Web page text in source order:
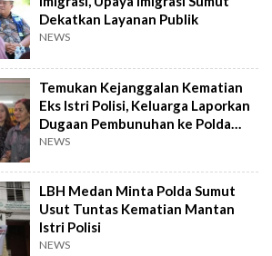
Dekatkan Layanan Publik
NEWS
Temukan Kejanggalan Kematian
Eks Istri Polisi, Keluarga Laporkan
Dugaan Pembunuhan ke Polda
Sumut
NEWS
LBH Medan Minta Polda Sumut
Usut Tuntas Kematian Mantan
Istri Polisi
NEWS